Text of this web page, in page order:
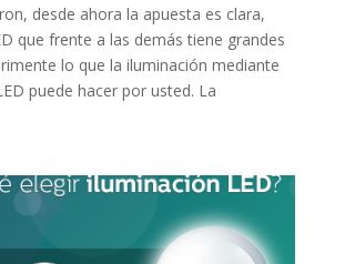
desde ahora la apuesta es clara,
que frente a las demás tiene grandes
lo que la iluminación mediante
puede hacer por usted. La